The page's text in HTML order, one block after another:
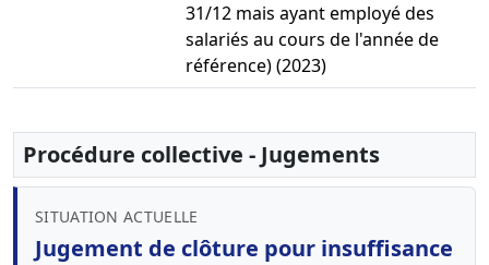
31/12 mais ayant employé des
salariés au cours de l'année de
référence) (2023)
Procédure collective - Jugements
SITUATION ACTUELLE
Jugement de clôture pour insuffisance